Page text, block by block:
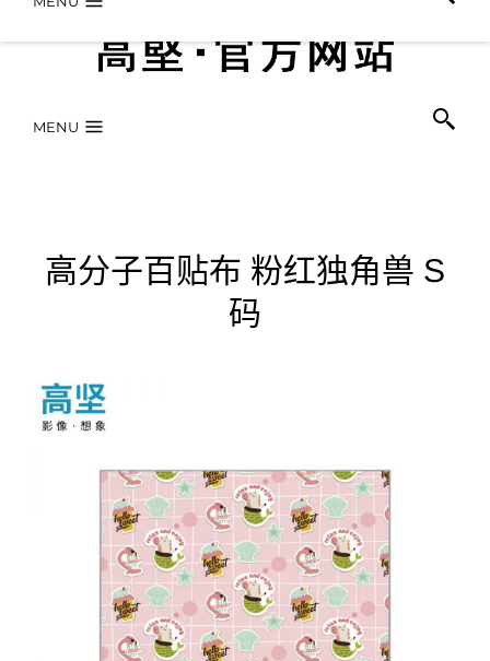
MENU
高分子百贴布 粉红独角兽 S
码